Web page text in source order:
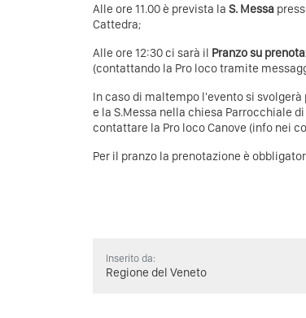
Alle ore 11.00 è prevista la S. Messa
Cattedra;
Alle ore 12:30 ci sarà il Pranzo su
(contattando la Pro loco tramite
In caso di maltempo l'evento si
e la S.Messa nella chiesa Parrocchiale
contattare la Pro loco Canove (info nei
Per il pranzo la prenotazione è
Inserito da:
Regione del Veneto